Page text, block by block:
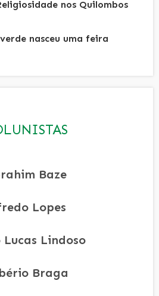
nos Quilombos
nasceu uma feira
Baze
Lopes
Lucas Lindoso
Braga